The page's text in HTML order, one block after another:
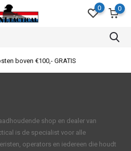
0 0
boven €100,- GRATIS
shop en dealer van
is de specialist voor alle
operators en iedereen die houdt